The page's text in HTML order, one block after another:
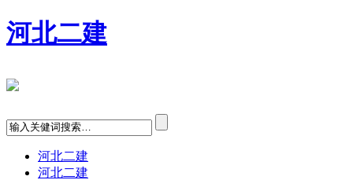
河北二建
河北二建
河北二建